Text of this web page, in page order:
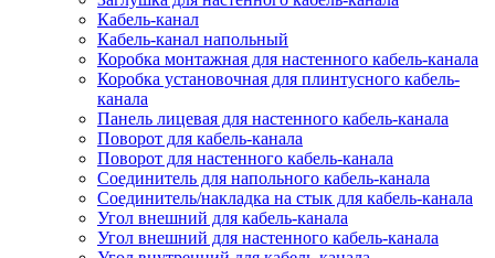
Кабель-канал
Кабель-канал напольный
Коробка монтажная для настенного кабель-канала
Коробка установочная для плинтусного кабель-
канала
Панель лицевая для настенного кабель-канала
Поворот для кабель-канала
Поворот для настенного кабель-канала
Соединитель для напольного кабель-канала
Соединитель/накладка на стык для кабель-канала
Угол внешний для кабель-канала
Угол внешний для настенного кабель-канала